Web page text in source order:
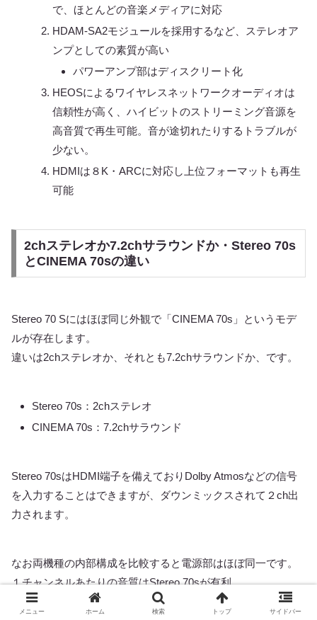
で、ほとんどの音楽メディアに対応
HDAM-SA2モジュールを採用するなど、ステレオア
ンプとしての素質が高い
パワーアンプ部はディスクリート化
HEOSによるワイヤレスネットワークオーディオは
信頼性が高く、ハイビットのストリーミング音源を
高音質で再生可能。音が途切れたりするトラブルが
少ない。
HDMIは８K・ARCに対応し上位フォーマットも再生
可能
2chステレオか7.2chサラウンドか・Stereo 70s
とCINEMA 70sの違い
Stereo 70 Sにはほぼ同じ外観で「CINEMA 70s」というモデ
ルが存在します。
違いは2chステレオか、それとも7.2chサラウンドか、です。
Stereo 70s：2chステレオ
CINEMA 70s：7.2chサラウンド
Stereo 70sはHDMI端子を備えておりDolby Atmosなどの信号
を入力することはできますが、ダウンミックスされて２ch出
力されます。
なお両機種の内部構成を比較すると電源部はほぼ同一です。
１チャンネルあたりの音質はStereo 70sが有利。
CINEMA 70sによらず限られた電源容量で多くのパワーアンプ
メニュー ホーム 検索 トップ サイドバー